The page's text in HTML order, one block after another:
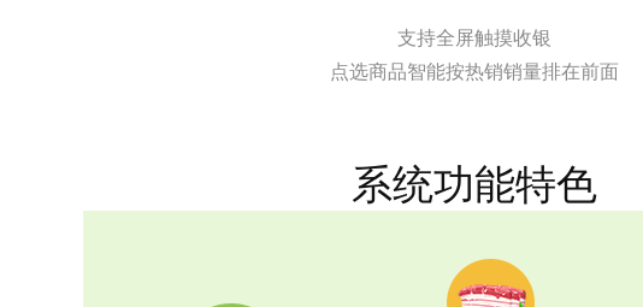
支持全屏触摸收银
点选商品智能按热销销量排在前面
系统功能特色